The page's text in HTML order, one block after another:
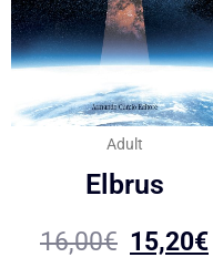
Adult
Elbrus
16,00€ 15,20€